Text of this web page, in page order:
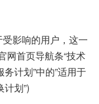
影响的用户，这一
网首页导航条“技术
计划”中的”适用于
划”)